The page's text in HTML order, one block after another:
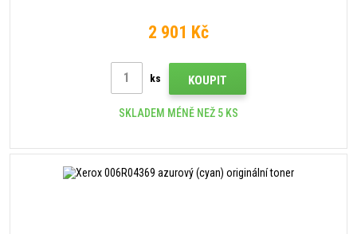
2 901 Kč
ks KOUPIT
SKLADEM MÉNĚ NEŽ 5 KS